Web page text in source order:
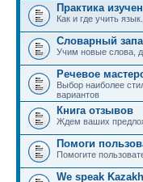
Практика
Как и где учить
Словарный
Учим новые слова,
Речевое
Выбор наиболее
вариантов
Книга отзывов
Ждем ваших
Помоги
Помогите
We speak